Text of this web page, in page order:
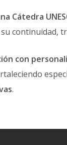
Cátedra
continuidad,
con
.